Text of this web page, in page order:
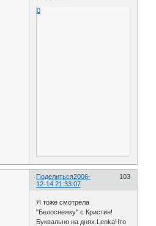
0
Поделиться 103
2006-
12-14 21:33:07
Я тоже смотрела
"Белоснежку" с Кристин!
Буквально на днях.LenkaЧто